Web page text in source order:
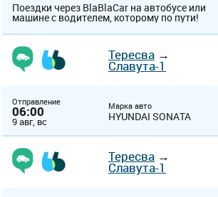
Поездки через BlaBlaCar на автобусе или
машине с водителем, которому по пути!
Тересва →
Славута-1
Отправление
06:00
9 авг, вс
Марка авто
HYUNDAI SONATA
Тересва →
Славута-1